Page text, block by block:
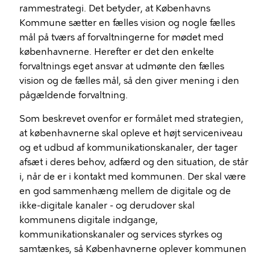
rammestrategi. Det betyder, at Københavns
Kommune sætter en fælles vision og nogle fælles
mål på tværs af forvaltningerne for mødet med
københavnerne. Herefter er det den enkelte
forvaltnings eget ansvar at udmønte den fælles
vision og de fælles mål, så den giver mening i den
pågældende forvaltning.
Som beskrevet ovenfor er formålet med strategien,
at københavnerne skal opleve et højt serviceniveau
og et udbud af kommunikationskanaler, der tager
afsæt i deres behov, adfærd og den situation, de står
i, når de er i kontakt med kommunen. Der skal være
en god sammenhæng mellem de digitale og de
ikke-digitale kanaler - og derudover skal
kommunens digitale indgange,
kommunikationskanaler og services styrkes og
samtænkes, så Københavnerne oplever kommunen